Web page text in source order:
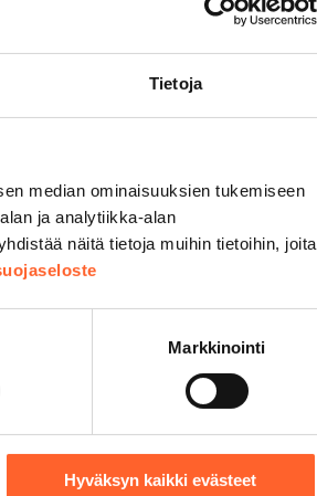
Tietoja
median ominaisuuksien tukemiseen
ja analytiikka-alan
näitä tietoja muihin tietoihin, joita
Markkinointi
Hyväksyn kaikki evästeet